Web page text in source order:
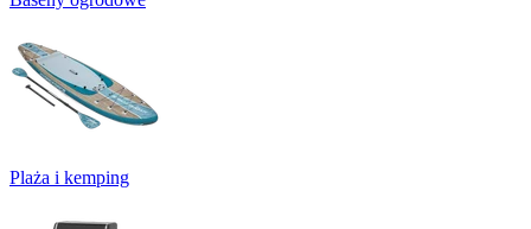
Plaża i kemping